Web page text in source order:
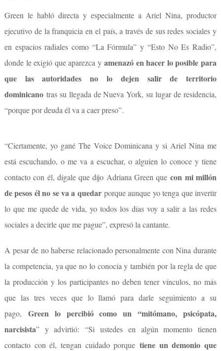
Green le habló directa y especialmente a Ariel Nina, productor
ejecutivo de la franquicia en el país, a través de sus redes sociales y
en espacios radiales como “La Fórmula” y “Esto No Es Radio”,
donde le exigió que aparezca yamenazó en hacer lo posible para
que las autoridades no lo dejen salir de territorio
dominicanotras su llegada de Nueva York, su lugar de residencia,
“porque por deuda él va a caer preso”.
“Ciertamente, yo gané The Voice Dominicana y si Ariel Nina me
está escuchando, o me va a escuchar, o alguien lo conoce y tiene
contacto con él, dígale que dijo Adriana Green quecon mi millón
de pesos él no se va a quedarporque aunque yo tenga que invertir
lo que me quede de vida, yo todos los días voy a salir a las redes
sociales a decirle que me pague”, expresó la cantante.
A pesar de no haberse relacionado personalmente con Nina durante
la competencia, ya que no lo conocía y también por la regla de que
la producción y los participantes no deben tener vínculos, no más
que las tres veces que lo llamó para darle seguimiento a su
pago, Green lo percibió como un “mitómano, psicópata,
narcisista” y advirtió: “Si ustedes en algún momento tienen
contacto con él, tengan cuidado porquetiene un demonio que